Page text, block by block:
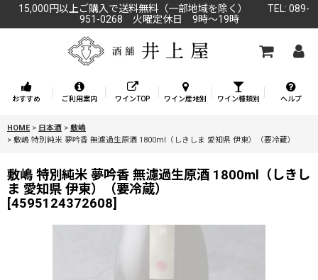
15,000円以上ご購入で送料無料（一部地域を除く） TEL: 089-
951-0268 火曜定休日 9時～19時
おすすめ ご利用案内 ワインTOP ワイン産地別 ワイン種類別 ヘルプ
HOME > 日本酒 > 敷嶋
> 敷嶋 特別純米 夢吟香 無濾過生原酒 1800ml（しきしま 愛知県 伊東）（要冷蔵）
敷嶋 特別純米 夢吟香 無濾過生原酒 1800ml（しきし
ま 愛知県 伊東）（要冷蔵）
[4595124372608]